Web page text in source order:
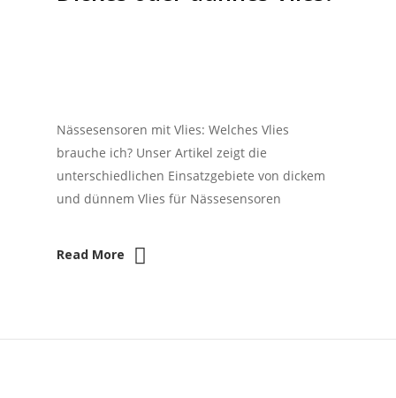
Nässesensoren mit Vlies: Welches Vlies
brauche ich? Unser Artikel zeigt die
unterschiedlichen Einsatzgebiete von dickem
und dünnem Vlies für Nässesensoren
Read More